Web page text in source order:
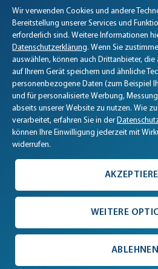
Praktisch für unterwegs! Der
BIOMARIS Klassiker in der
Stückpreis
6,90 €
50 ml Tube
(138,00 € / l)
zzgl. Versand
Menge
Hinweis
Art.-
50
Inkl.
Die BIOMARIS
Biomaris Cookie-
Wir verwenden Cookies und andere
Bereitstellung unserer Services und
erforderlich sind. Weitere Informationen
Datenschutzerklärung. Wenn Sie
auswählen, können auch Drittanbieter, die
auf Ihrem Gerät speichern und ähnliche
personenbezogene Daten (zum Beispiel
und für personalisierte Werbung,
abseits unserer Website zu nutzen. Wie
verarbeitet, erfahren Sie in der
können Ihre Einwilligung jederzeit mit
widerrufen.
ABLEHNEN
WEITERE